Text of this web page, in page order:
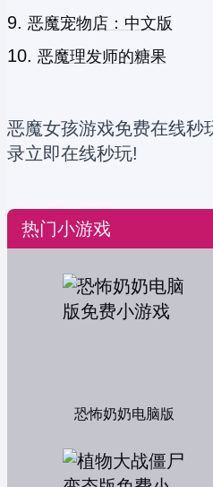
恶魔宠物店：中文版
恶魔理发师的糖果
恶魔女孩游戏免费在线秒
录立即在线秒玩!
热门小游戏
恐怖奶奶电脑版